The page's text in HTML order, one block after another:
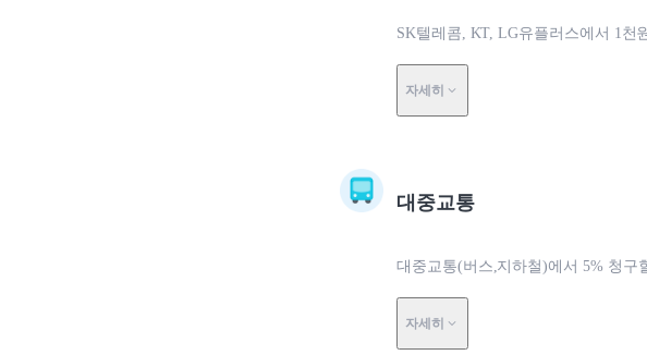
SK텔레콤, KT, LG유플러스에서 1천
자세히
대중교통
대중교통(버스,지하철)에서 5% 청구
자세히